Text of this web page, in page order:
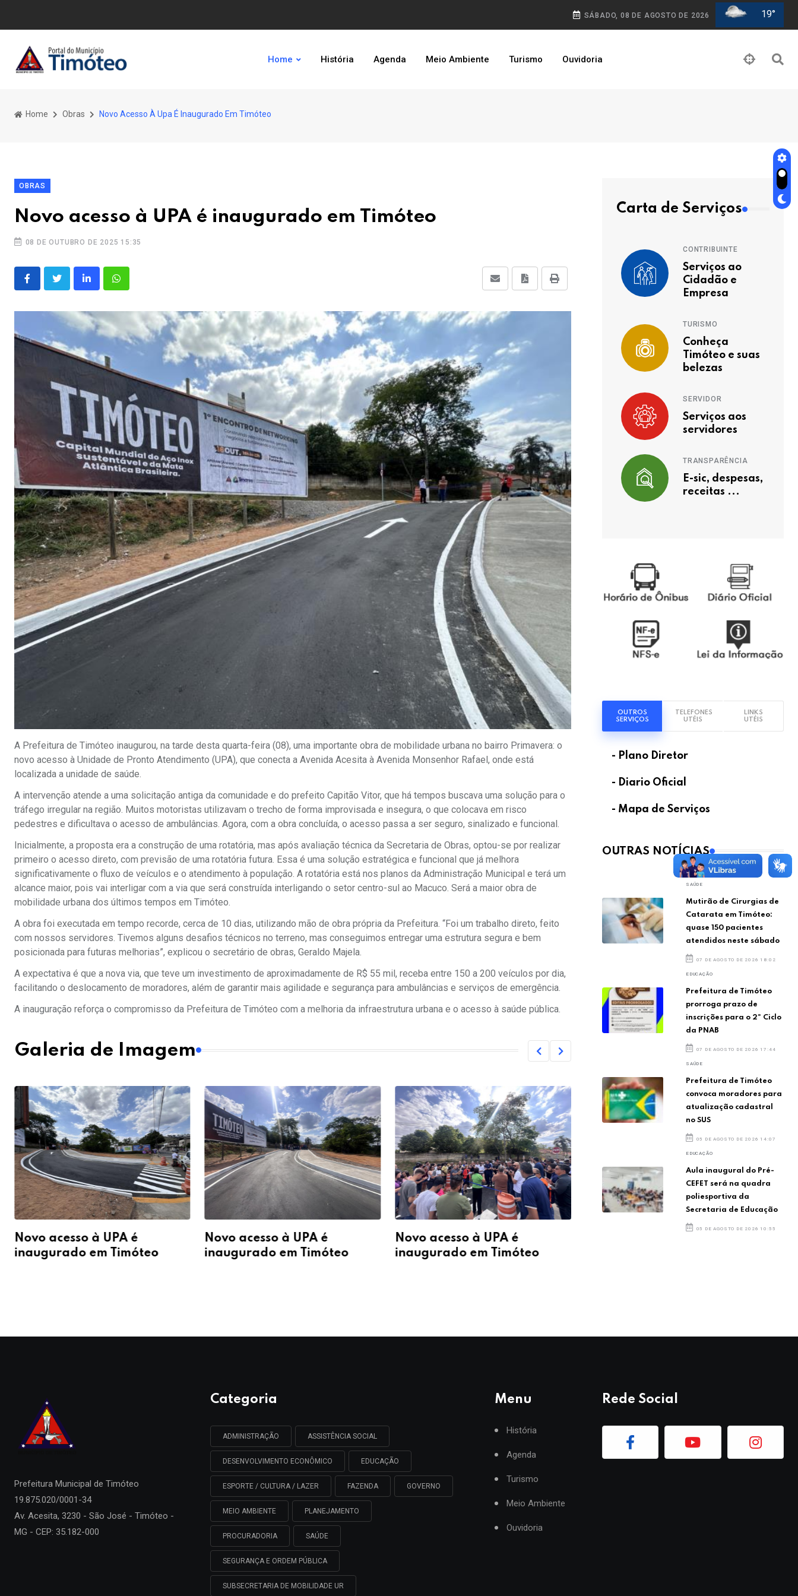
SÁBADO, 08 DE AGOSTO DE 2026 19°
Home História Agenda Meio Ambiente Turismo Ouvidoria
Home Obras Novo Acesso À Upa É Inaugurado Em Timóteo
OBRAS
Novo acesso à UPA é inaugurado em Timóteo
08 DE OUTUBRO DE 2025 15:35
A Prefeitura de Timóteo inaugurou, na tarde desta quarta-feira (08), uma importante obra de mobilidade urbana no bairro Primavera: o
novo acesso à Unidade de Pronto Atendimento (UPA), que conecta a Avenida Acesita à Avenida Monsenhor Rafael, onde está
localizada a unidade de saúde.
A intervenção atende a uma solicitação antiga da comunidade e do prefeito Capitão Vitor, que há tempos buscava uma solução para o
tráfego irregular na região. Muitos motoristas utilizavam o trecho de forma improvisada e insegura, o que colocava em risco
pedestres e dificultava o acesso de ambulâncias. Agora, com a obra concluída, o acesso passa a ser seguro, sinalizado e funcional.
Inicialmente, a proposta era a construção de uma rotatória, mas após avaliação técnica da Secretaria de Obras, optou-se por realizar
primeiro o acesso direto, com previsão de uma rotatória futura. Essa é uma solução estratégica e funcional que já melhora
significativamente o fluxo de veículos e o atendimento à população. A rotatória está nos planos da Administração Municipal e terá um
alcance maior, pois vai interligar com a via que será construída interligando o setor centro-sul ao Macuco. Será a maior obra de
mobilidade urbana dos últimos tempos em Timóteo.
A obra foi executada em tempo recorde, cerca de 10 dias, utilizando mão de obra própria da Prefeitura. “Foi um trabalho direto, feito
com nossos servidores. Tivemos alguns desafios técnicos no terreno, mas conseguimos entregar uma estrutura segura e bem
posicionada para futuras melhorias”, explicou o secretário de obras, Geraldo Majela.
A expectativa é que a nova via, que teve um investimento de aproximadamente de R$ 55 mil, receba entre 150 a 200 veículos por dia,
facilitando o deslocamento de moradores, além de garantir mais agilidade e segurança para ambulâncias e serviços de emergência.
A inauguração reforça o compromisso da Prefeitura de Timóteo com a melhoria da infraestrutura urbana e o acesso à saúde pública.
Galeria de Imagem
Novo acesso à UPA é
inaugurado em Timóteo
Novo acesso à UPA é
inaugurado em Timóteo
Novo acesso à UPA é
inaugurado em Timóteo
Carta de Serviços
CONTRIBUINTE
Serviços ao
Cidadão e
Empresa
TURISMO
Conheça
Timóteo e suas
belezas
SERVIDOR
Serviços aos
servidores
TRANSPARÊNCIA
E-sic, despesas,
receitas ...
OUTROS
SERVIÇOS
TELEFONES
UTÉIS
LINKS
UTÉIS
- Plano Diretor
- Diario Oficial
- Mapa de Serviços
OUTRAS NOTÍCIAS
SAÚDE
Mutirão de Cirurgias de
Catarata em Timóteo:
quase 150 pacientes
atendidos neste sábado
07 DE AGOSTO DE 2026 18:02
EDUCAÇÃO
Prefeitura de Timóteo
prorroga prazo de
inscrições para o 2º Ciclo
da PNAB
07 DE AGOSTO DE 2026 17:44
SAÚDE
Prefeitura de Timóteo
convoca moradores para
atualização cadastral
no SUS
05 DE AGOSTO DE 2026 14:07
EDUCAÇÃO
Aula inaugural do Pré-
CEFET será na quadra
poliesportiva da
Secretaria de Educação
05 DE AGOSTO DE 2026 10:55
Prefeitura Municipal de Timóteo
19.875.020/0001-34
Av. Acesita, 3230 - São José - Timóteo -
MG - CEP: 35.182-000
Categoria
ADMINISTRAÇÃO ASSISTÊNCIA SOCIAL
DESENVOLVIMENTO ECONÔMICO EDUCAÇÃO
ESPORTE / CULTURA / LAZER FAZENDA GOVERNO
MEIO AMBIENTE PLANEJAMENTO
PROCURADORIA SAÚDE
SEGURANÇA E ORDEM PÚBLICA
SUBSECRETARIA DE MOBILIDADE UR
Menu
História
Agenda
Turismo
Meio Ambiente
Ouvidoria
Rede Social